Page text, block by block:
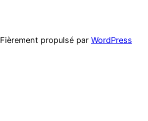
Fièrement propulsé par WordPress